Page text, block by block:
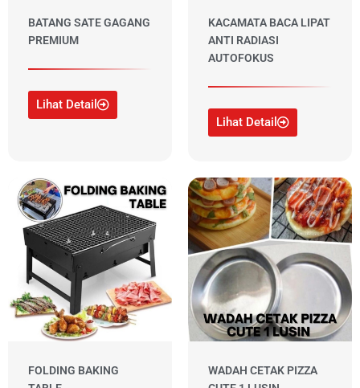
BATANG SATE GAGANG
PREMIUM
Lihat Detail
KACAMATA BACA LIPAT
ANTI RADIASI
AUTOFOKUS
Lihat Detail
FOLDING BAKING
WADAH CETAK PIZZA